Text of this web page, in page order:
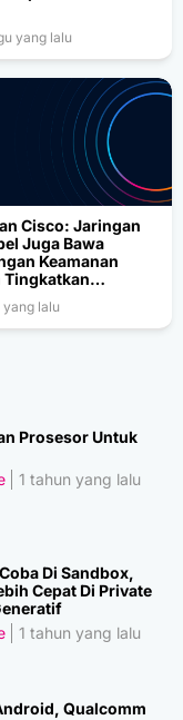
yang lalu
Cisco: Jaringan
Juga Bawa
Keamanan
Tingkatkan
yang lalu
Prosesor Untuk
1 tahun yang lalu
Di Sandbox,
Cepat Di Private
1 tahun yang lalu
Qualcomm